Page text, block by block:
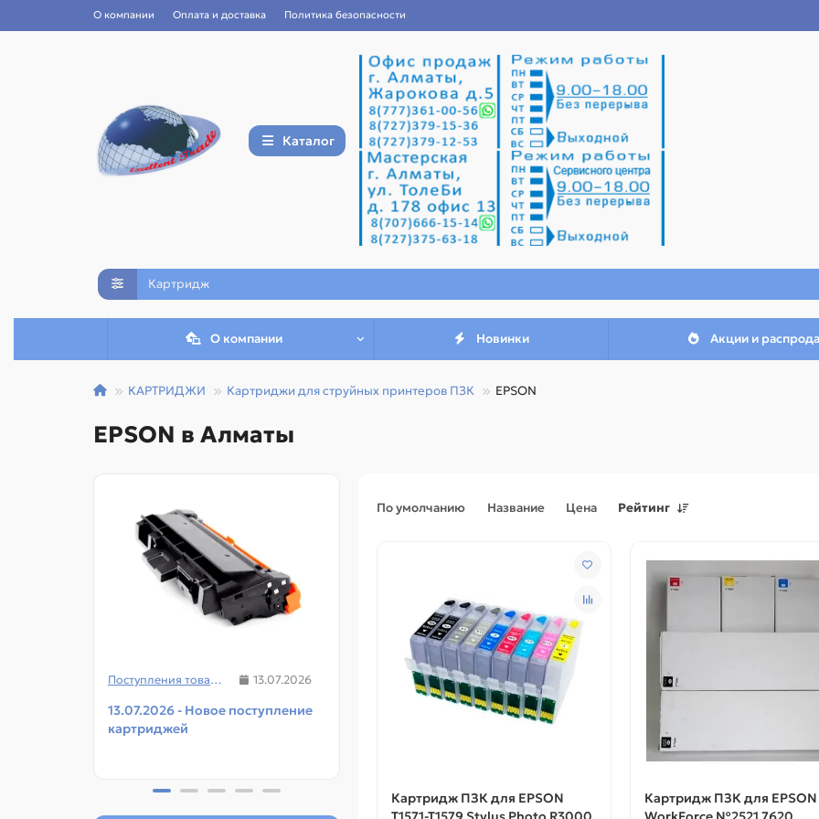
О компании Оплата и доставка Политика безопасности
Каталог
О компании Новинки Акции и
КАРТРИДЖИ Картриджи для струйных принтеров ПЗК EPSON
EPSON в Алматы
Поступления товаров 13.07.2026
13.07.2026 - Новое поступление
картриджей
Поступления товаров 08.07.2026
08.07.2026 - Новое поступление
23.06.2026 - Новое
запчастей для картриджей и
принтеров, картриджи
По умолчанию Название Цена Рейтинг
Картридж ПЗК для EPSON
Картридж ПЗК для EPSON